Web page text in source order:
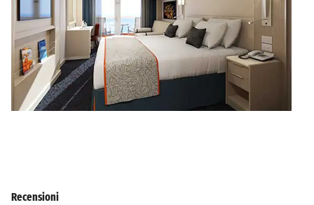
Recensioni